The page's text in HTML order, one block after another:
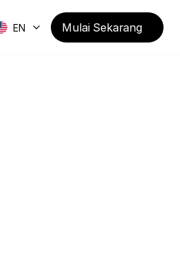
EN Mulai Sekarang